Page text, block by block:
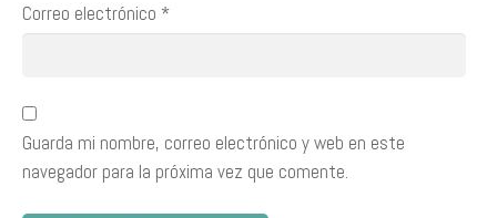
Correo electrónico *
Guarda mi nombre, correo electrónico y web en este
navegador para la próxima vez que comente.